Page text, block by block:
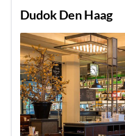
Dudok Den Haag